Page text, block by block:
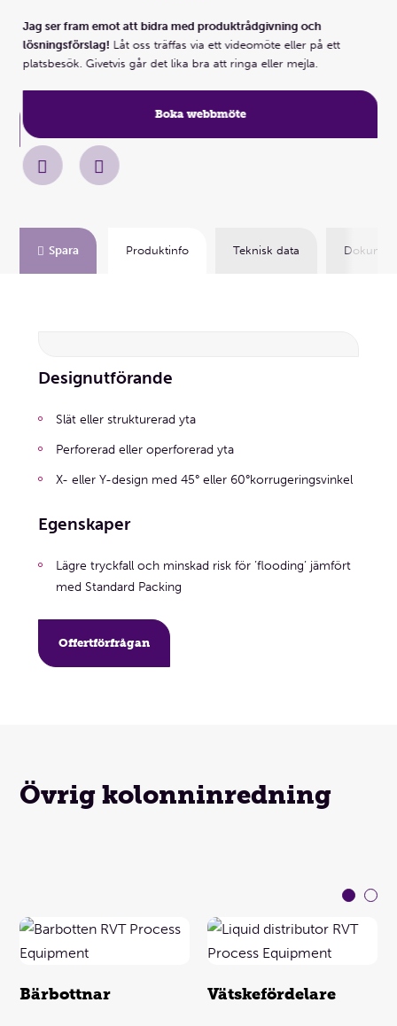
Jag ser fram emot att bidra med produktrådgivning och
lösningsförslag! Låt oss träffas via ett videomöte eller på ett
platsbesök. Givetvis går det lika bra att ringa eller mejla.
Boka webbmöte
Produktinfo Teknisk data
Spara
Designutförande
Slät eller strukturerad yta
Perforerad eller operforerad yta
X- eller Y-design med 45° eller 60°korrugeringsvinkel
Egenskaper
Lägre tryckfall och minskad risk för ’flooding’ jämfört
med Standard Packing
Offertförfrågan
Övrig kolonninredning
Bärbottnar Vätskefördelare